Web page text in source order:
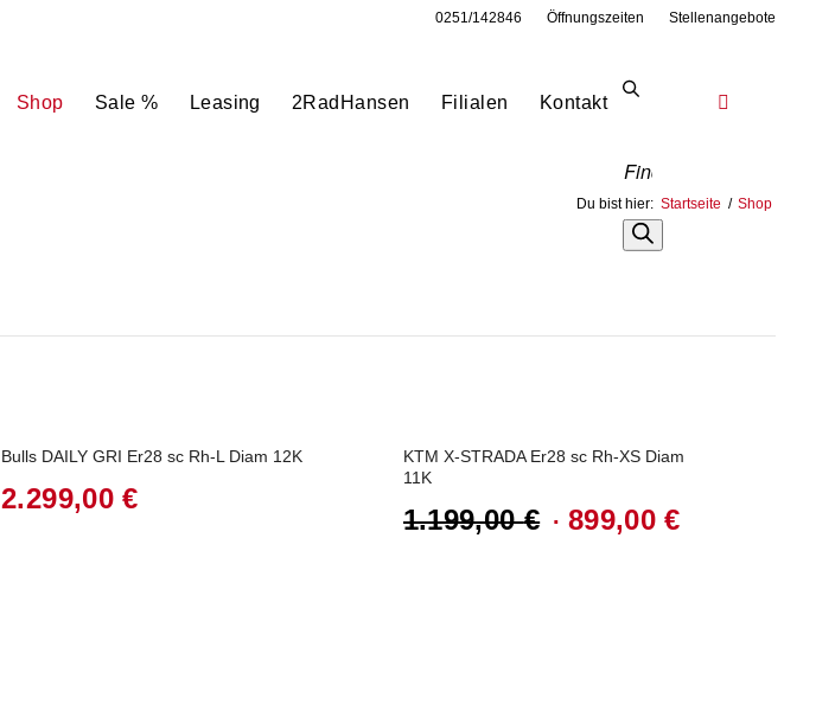
0251/142846 Öffnungszeiten Stellenangebote
Shop Sale % Leasing 2RadHansen Filialen Kontakt
Du bist hier: Startseite / Shop
Bulls DAILY GRI Er28 sc Rh-L Diam 12K
2.299,00€
KTM X-STRADA Er28 sc Rh-XS Diam
11K
1.199,00€
Ursprünglicher
899,00€